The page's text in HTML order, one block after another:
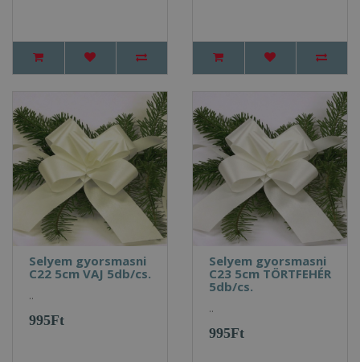
Selyem gyorsmasni
C22 5cm VAJ 5db/cs.
..
995Ft
Selyem gyorsmasni
C23 5cm TÖRTFEHÉR
5db/cs.
..
995Ft